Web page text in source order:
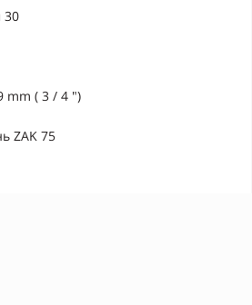
30
mm ( 3 / 4 ")
ZAK 75